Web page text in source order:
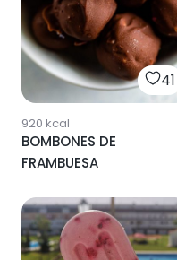
41
920 kcal
BOMBONES DE
FRAMBUESA